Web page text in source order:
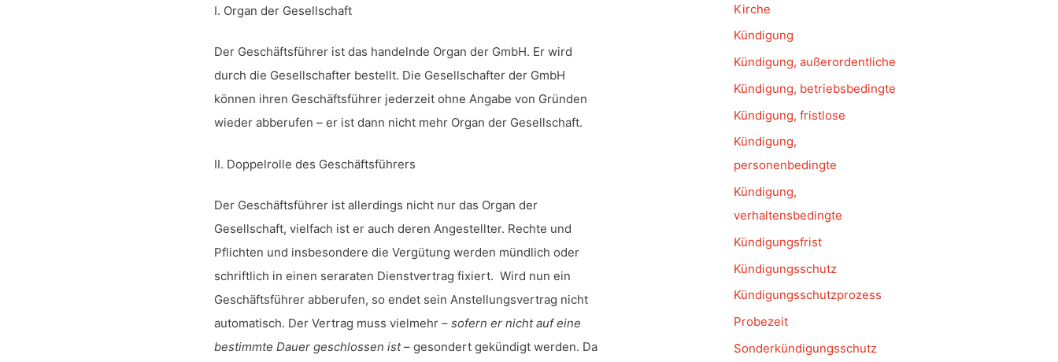
I. Organ der Gesellschaft
Der Geschäftsführer ist das handelnde Organ der GmbH. Er wird
durch die Gesellschafter bestellt. Die Gesellschafter der GmbH
können ihren Geschäftsführer jederzeit ohne Angabe von Gründen
wieder abberufen – er ist dann nicht mehr Organ der Gesellschaft.
II. Doppelrolle des Geschäftsführers
Der Geschäftsführer ist allerdings nicht nur das Organ der
Gesellschaft, vielfach ist er auch deren Angestellter. Rechte und
Pflichten und insbesondere die Vergütung werden mündlich oder
schriftlich in einen seraraten Dienstvertrag fixiert. Wird nun ein
Geschäftsführer abberufen, so endet sein Anstellungsvertrag nicht
automatisch. Der Vertrag muss vielmehr –sofern er nicht auf eine
bestimmte Dauer geschlossen ist– gesondert gekündigt werden. Da
Kirche
Kündigung
Kündigung, außerordentliche
Kündigung, betriebsbedingte
Kündigung, fristlose
Kündigung,
personenbedingte
Kündigung,
verhaltensbedingte
Kündigungsfrist
Kündigungsschutz
Kündigungsschutzprozess
Probezeit
Sonderkündigungsschutz